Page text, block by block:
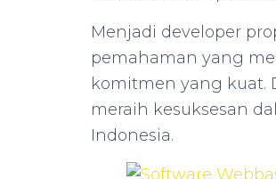
Menjadi developer
pemahaman yang
komitmen yang
meraih kesuksesan
Indonesia.